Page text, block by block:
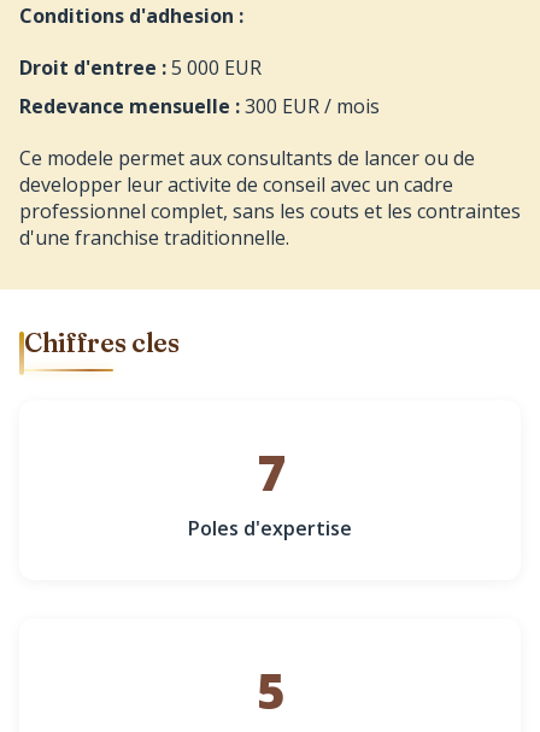
Conditions d'adhesion :
Droit d'entree :5 000 EUR
Redevance mensuelle :300 EUR / mois
Ce modele permet aux consultants de lancer ou de
developper leur activite de conseil avec un cadre
professionnel complet, sans les couts et les contraintes
d'une franchise traditionnelle.
Chiffres cles
7
Poles d'expertise
5